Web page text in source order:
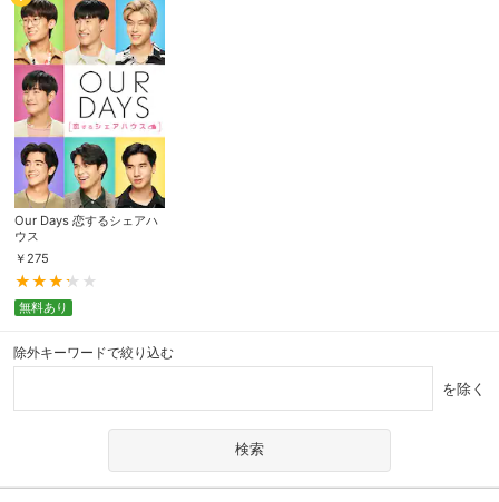
Our Days 恋するシェアハ
ウス
￥ 275
無料あり
除外キーワードで絞り込む
を除く